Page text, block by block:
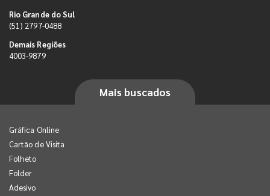
Rio Grande do Sul
(51) 2797-0488
Demais Regiões
4003-9879
Mais buscados
Gráfica Online
Cartão de Visita
Folheto
Folder
Adesivo